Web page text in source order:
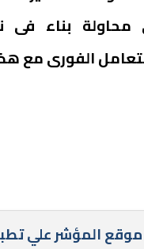
محاولة بناء فى
الفورى مع
موقع المؤشر علي